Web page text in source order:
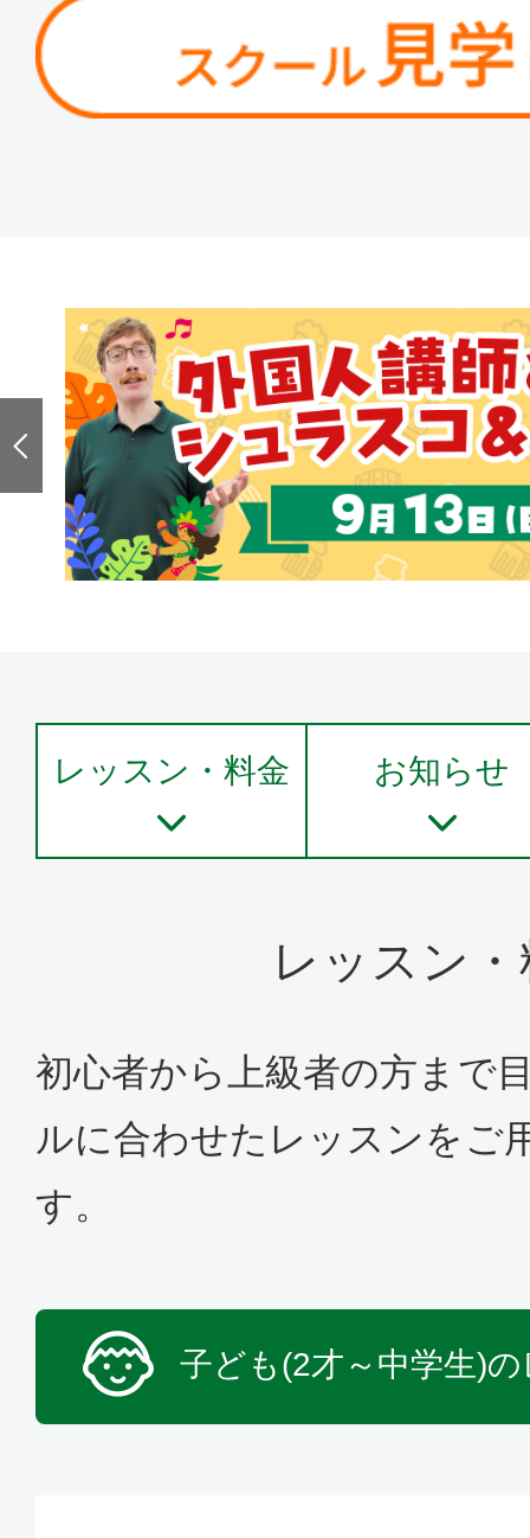
レッスン・料金 お知らせ
レッスン
初心者から上級者の方まで
ルに合わせたレッスンをご
す。
子ども(2才～中学生)